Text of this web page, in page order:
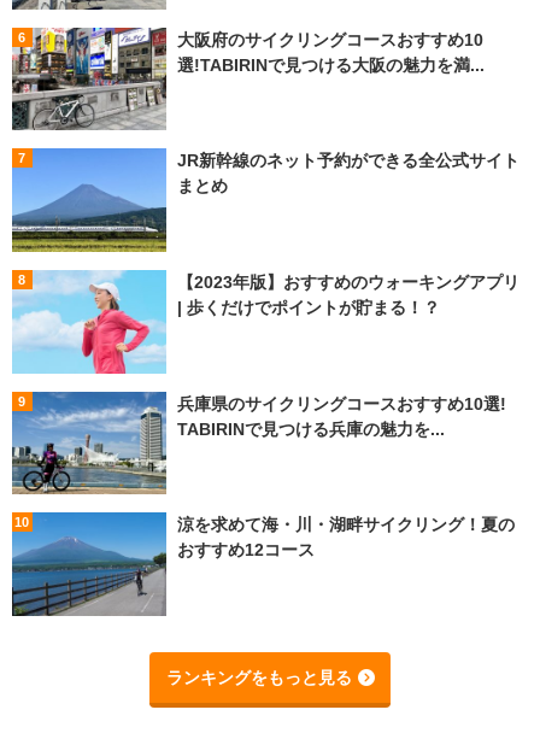
大阪府のサイクリングコースおすすめ10
選!TABIRINで見つける大阪の魅力を満...
JR新幹線のネット予約ができる全公式サイト
まとめ
【2023年版】おすすめのウォーキングアプリ
| 歩くだけでポイントが貯まる！？
兵庫県のサイクリングコースおすすめ10選!
TABIRINで見つける兵庫の魅力を...
涼を求めて海・川・湖畔サイクリング！夏の
おすすめ12コース
ランキングをもっと見る